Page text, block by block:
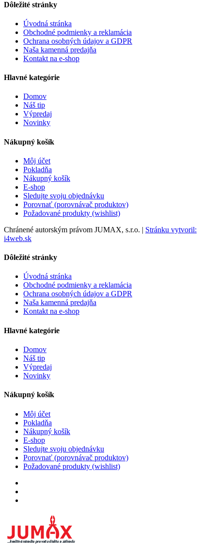
Dôležité stránky
Úvodná stránka
Obchodné podmienky a reklamácia
Ochrana osobných údajov a GDPR
Naša kamenná predajňa
Kontakt na e-shop
Hlavné kategórie
Domov
Náš tip
Výpredaj
Novinky
Nákupný košík
Môj účet
Pokladňa
Nákupný košík
E-shop
Sledujte svoju objednávku
Porovnať (porovnávač produktov)
Požadované produkty (wishlist)
Chránené autorským právom JUMAX, s.r.o. | Stránku vytvoril:
i4web.sk
Dôležité stránky
Úvodná stránka
Obchodné podmienky a reklamácia
Ochrana osobných údajov a GDPR
Naša kamenná predajňa
Kontakt na e-shop
Hlavné kategórie
Domov
Náš tip
Výpredaj
Novinky
Nákupný košík
Môj účet
Pokladňa
Nákupný košík
E-shop
Sledujte svoju objednávku
Porovnať (porovnávač produktov)
Požadované produkty (wishlist)